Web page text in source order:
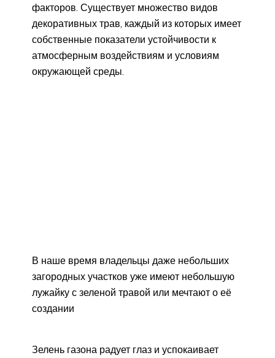
факторов. Существует множество видов
декоративных трав, каждый из которых имеет
собственные показатели устойчивости к
атмосферным воздействиям и условиям
окружающей среды.
В наше время владельцы даже небольших
загородных участков уже имеют небольшую
лужайку с зеленой травой или мечтают о её
создании
Зелень газона радует глаз и успокаивает